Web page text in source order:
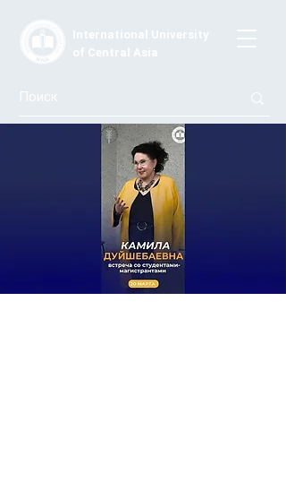
International University
of Central Asia